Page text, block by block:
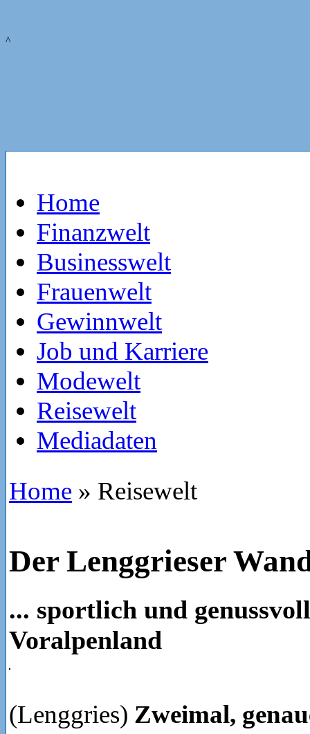
^
Home
Finanzwelt
Businesswelt
Frauenwelt
Gewinnwelt
Job und Karriere
Modewelt
Reisewelt
Mediadaten
Home » Reisewelt
Der Lenggrieser
... sportlich und
Voralpenland
(Lenggries) Zweimal,